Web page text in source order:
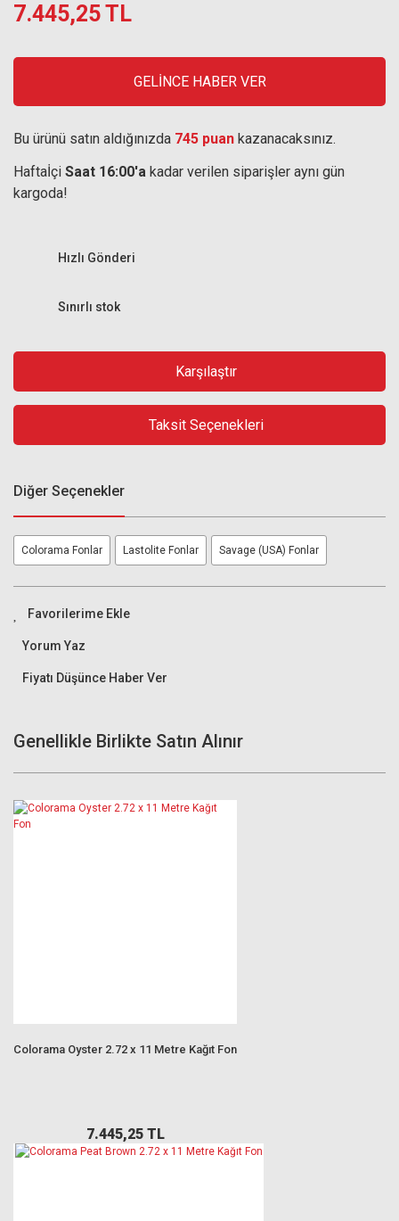
7.445,25 TL
GELİNCE HABER VER
Bu ürünü satın aldığınızda 745 puan kazanacaksınız.
Haftaİçi Saat 16:00'a kadar verilen siparişler aynı gün
kargoda!
Hızlı Gönderi
Sınırlı stok
Karşılaştır
Taksit Seçenekleri
Diğer Seçenekler
Colorama Fonlar Lastolite Fonlar Savage (USA) Fonlar
Yorum Yaz
Fiyatı Düşünce Haber Ver
Genellikle Birlikte Satın Alınır
Colorama Oyster 2.72 x 11 Metre Kağıt Fon
7.445,25 TL